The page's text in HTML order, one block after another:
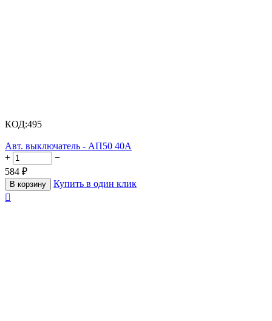
КОД:495
Авт. выключатель - АП50 40А
+
−
584 ₽
В корзину
Купить в один клик
